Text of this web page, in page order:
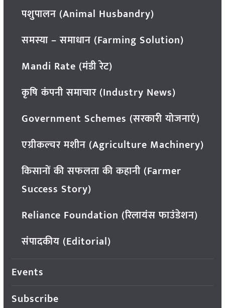
पशुपालन (Animal Husbandry)
समस्या – समाधान (Farming Solution)
Mandi Rate (मंडी रेट)
कृषि कंपनी समाचार (Industry News)
Government Schemes (सरकारी योजनाएं)
एग्रीकल्चर मशीन (Agriculture Machinery)
किसानों की सफलता की कहानी (Farmer
Success Story)
Reliance Foundation (रिलायंस फाउंडेशन)
संपादकीय (Editorial)
Events
Subscribe